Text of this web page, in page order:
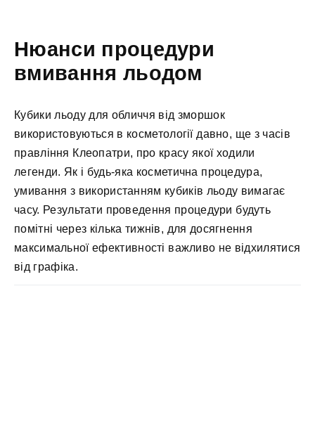
Нюанси процедури
вмивання льодом
Кубики льоду для обличчя від зморшок
використовуються в косметології давно, ще з часів
правління Клеопатри, про красу якої ходили
легенди. Як і будь-яка косметична процедура,
умивання з використанням кубиків льоду вимагає
часу. Результати проведення процедури будуть
помітні через кілька тижнів, для досягнення
максимальної ефективності важливо не відхилятися
від графіка.